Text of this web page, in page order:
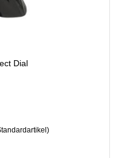
Dial
)